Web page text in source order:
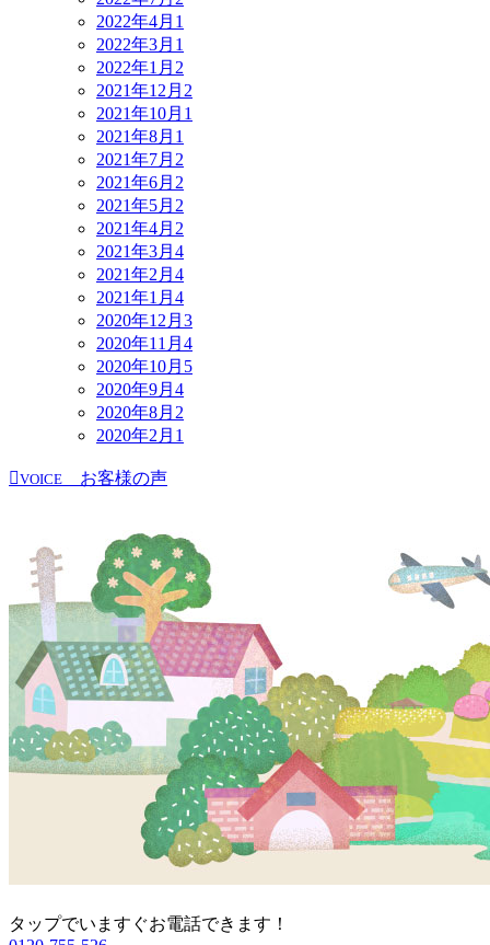
2022年4月 1
2022年3月 1
2022年1月 2
2021年12月 2
2021年10月 1
2021年8月 1
2021年7月 2
2021年6月 2
2021年5月 2
2021年4月 2
2021年3月 4
2021年2月 4
2021年1月 4
2020年12月 3
2020年11月 4
2020年10月 5
2020年9月 4
2020年8月 2
2020年2月 1
VOICE お客様の声
タップでいますぐお電話できます！